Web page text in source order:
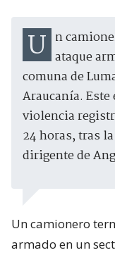
Un camionero terminó herido tras un ataque
comuna de
Araucanía. Este
violencia
24 horas, tras
dirigente de
Un camionero
armado en un